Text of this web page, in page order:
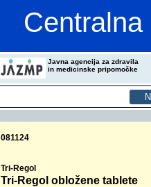
Javna agencija za zdravila
in medicinske pripomočke
081124
Tri-Regol
Tri-Regol obložene tablete